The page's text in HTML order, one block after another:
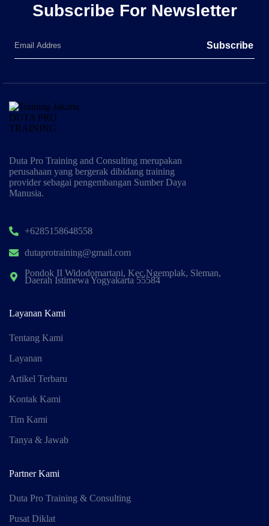
Subscribe For Newsletter
Subscribe
Duta Pro Training and Consulting merupakan
perusahaan yang bergerak dibidang training
provider sebagai pengembangan Sumber Daya
Manusia.
+6285158648558
dutaprotraining@gmail.com
Pondok II Widodomartani, Kec.Ngemplak, Sleman,
Daerah Istimewa Yogyakarta 55584
Layanan Kami
Tentang Kami
Layanan
Artikel Terbaru
Kontak Kami
Tim Kami
Tanya & Jawab
Partner Kami
Duta Pro Training & Consulting
Pusat Diklat